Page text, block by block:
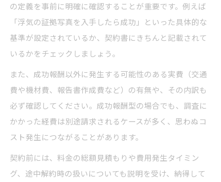
の定義を事前に明確に確認することが重要です。例えば
「浮気の証拠写真を入手したら成功」といった具体的な
基準が設定されているか、契約書にきちんと記載されて
いるかをチェックしましょう。
また、成功報酬以外に発生する可能性のある実費（交通
費や機材費、報告書作成費など）の有無や、その内訳も
必ず確認してください。成功報酬型の場合でも、調査に
かかった経費は別途請求されるケースが多く、思わぬコ
スト発生につながることがあります。
契約前には、料金の総額見積もりや費用発生タイミン
グ、途中解約時の扱いについても説明を受け、納得して